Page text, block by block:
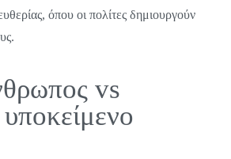
όπου οι πολίτες δημιουργούν
vs